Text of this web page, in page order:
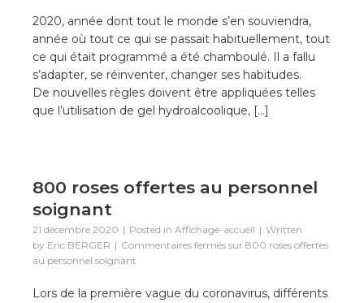
2020, année dont tout le monde s’en souviendra,
année où tout ce qui se passait habituellement, tout
ce qui était programmé a été chamboulé. Il a fallu
s’adapter, se réinventer, changer ses habitudes.
De nouvelles règles doivent être appliquées telles
que l’utilisation de gel hydroalcoolique, […]
800 roses offertes au personnel
soignant
21 décembre 2020 Posted in Affichage-accueil
Written
by Eric BERGER Commentaires fermés sur 800 roses offertes
au personnel soignant
Lors de la première vague du coronavirus, différents